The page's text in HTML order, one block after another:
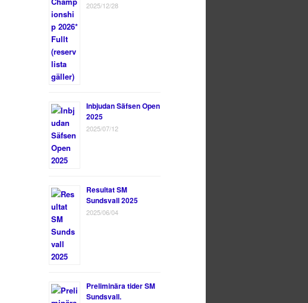
2025/12/28
Inbjudan Säfsen Open
2025
2025/07/12
Resultat SM
Sundsvall 2025
2025/06/04
Preliminära tider SM
Sundsvall.